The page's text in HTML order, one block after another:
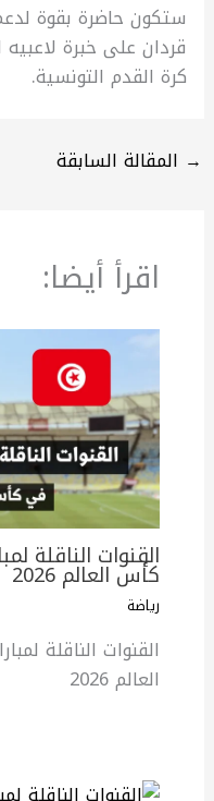
ستكون حاضرة بقوة
قردان على خبرة
كرة القدم التونسية.
→ المقالة السابقة
اقرأ أيضا:
القنوات الناقلة
كأس العالم 2026
رياضة
القنوات الناقلة
العالم 2026